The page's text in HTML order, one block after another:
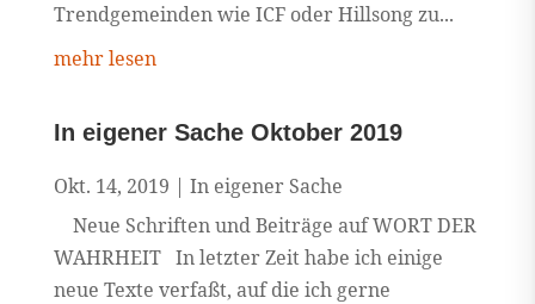
Trendgemeinden wie ICF oder Hillsong zu...
mehr lesen
In eigener Sache Oktober 2019
Okt. 14, 2019 | In eigener Sache
Neue Schriften und Beiträge auf WORT DER
WAHRHEIT In letzter Zeit habe ich einige
neue Texte verfaßt, auf die ich gerne